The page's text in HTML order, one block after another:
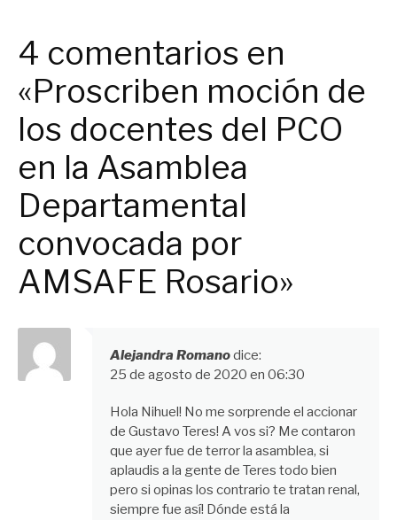
4 comentarios en
«Proscriben moción de
los docentes del PCO
en la Asamblea
Departamental
convocada por
AMSAFE Rosario»
Alejandra Romanodice:
25 de agosto de 2020 en 06:30
Hola Nihuel! No me sorprende el accionar
de Gustavo Teres! A vos si? Me contaron
que ayer fue de terror la asamblea, si
aplaudis a la gente de Teres todo bien
pero si opinas los contrario te tratan renal,
siempre fue así! Dónde está la